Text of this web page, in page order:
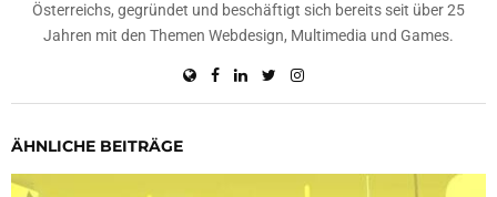
Österreichs, gegründet und beschäftigt sich bereits seit über 25
Jahren mit den Themen Webdesign, Multimedia und Games.
ÄHNLICHE BEITRÄGE